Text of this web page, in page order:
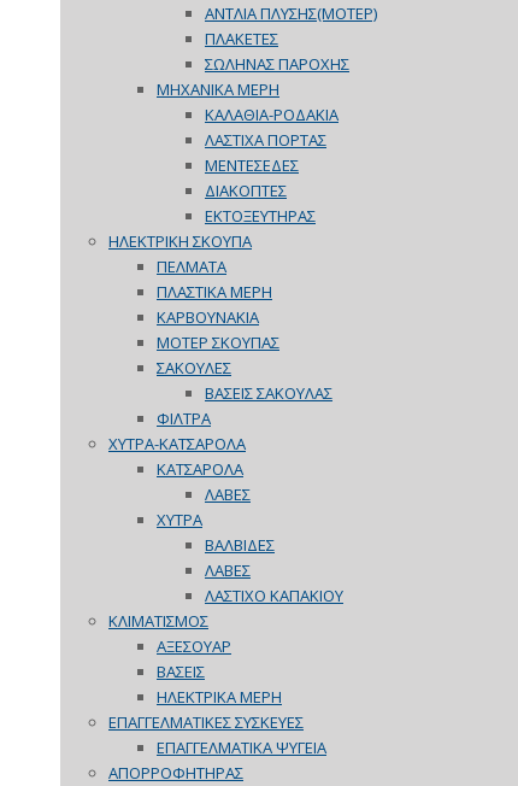
ΑΝΤΛΙΑ ΠΛΥΣΗΣ(ΜΟΤΕΡ)
ΠΛΑΚΕΤΕΣ
ΣΩΛΗΝΑΣ ΠΑΡΟΧΗΣ
ΜΗΧΑΝΙΚΑ ΜΕΡΗ
ΚΑΛΑΘΙΑ-ΡΟΔΑΚΙΑ
ΛΑΣΤΙΧΑ ΠΟΡΤΑΣ
ΜΕΝΤΕΣΕΔΕΣ
ΔΙΑΚΟΠΤΕΣ
ΕΚΤΟΞΕΥΤΗΡΑΣ
ΗΛΕΚΤΡΙΚΗ ΣΚΟΥΠΑ
ΠΕΛΜΑΤΑ
ΠΛΑΣΤΙΚΑ ΜΕΡΗ
ΚΑΡΒΟΥΝΑΚΙΑ
ΜΟΤΕΡ ΣΚΟΥΠΑΣ
ΣΑΚΟΥΛΕΣ
ΒΑΣΕΙΣ ΣΑΚΟΥΛΑΣ
ΦΙΛΤΡΑ
ΧΥΤΡΑ-ΚΑΤΣΑΡΟΛΑ
ΚΑΤΣΑΡΟΛΑ
ΛΑΒΕΣ
ΧΥΤΡΑ
ΒΑΛΒΙΔΕΣ
ΛΑΒΕΣ
ΛΑΣΤΙΧΟ ΚΑΠΑΚΙΟΥ
ΚΛΙΜΑΤΙΣΜΟΣ
ΑΞΕΣΟΥΑΡ
ΒΑΣΕΙΣ
ΗΛΕΚΤΡΙΚΑ ΜΕΡΗ
ΕΠΑΓΓΕΛΜΑΤΙΚΕΣ ΣΥΣΚΕΥΕΣ
ΕΠΑΓΓΕΛΜΑΤΙΚΑ ΨΥΓΕΙΑ
ΑΠΟΡΡΟΦΗΤΗΡΑΣ